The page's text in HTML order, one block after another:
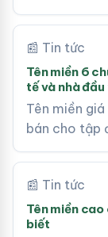
📰 Tin tức
Tên miền 6
tế và nhà
Tên miền
bán cho tập
📰 Tin tức
Tên miền
biết